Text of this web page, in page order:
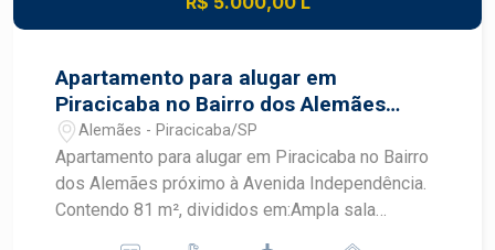
Apartamento para alugar em
Piracicaba no Bairro dos Alemães
próximo à Avenida Independência.
Alemães - Piracicaba/SP
Apartamento para alugar em Piracicaba no Bairro
dos Alemães próximo à Avenida Independência.
Contendo 81 m², divididos em:Ampla sala